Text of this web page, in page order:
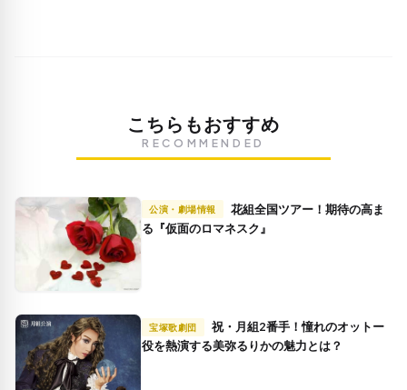
こちらもおすすめ
RECOMMENDED
公演・劇場情報
る『仮面のロマネスク』
宝塚歌劇団
役を熱演する美弥るりかの魅力とは？